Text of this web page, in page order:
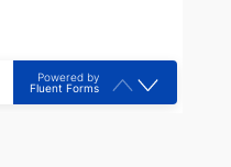
Powered by
Fluent Forms